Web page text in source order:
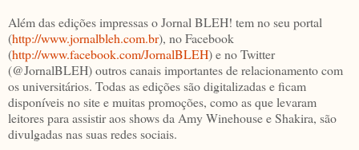
Além das edições impressas o Jornal BLEH! tem no seu portal
(http://www.jornalbleh.com.br), no Facebook
(http://www.facebook.com/JornalBLEH) e no Twitter
(@JornalBLEH) outros canais importantes de relacionamento com
os universitários. Todas as edições são digitalizadas e ficam
disponíveis no site e muitas promoções, como as que levaram
leitores para assistir aos shows da Amy Winehouse e Shakira, são
divulgadas nas suas redes sociais.